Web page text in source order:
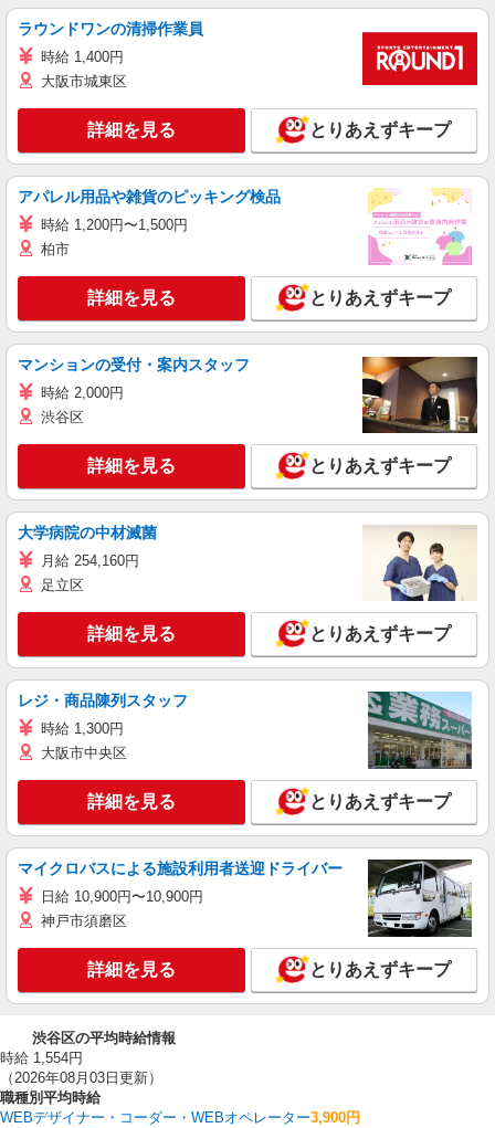
ラウンドワンの清掃作業員
時給 1,400円
大阪市城東区
詳細を見る とりあえずキープ
アパレル用品や雑貨のピッキング検品
時給 1,200円〜1,500円
柏市
詳細を見る とりあえずキープ
マンションの受付・案内スタッフ
時給 2,000円
渋谷区
詳細を見る とりあえずキープ
大学病院の中材滅菌
月給 254,160円
足立区
詳細を見る とりあえずキープ
レジ・商品陳列スタッフ
時給 1,300円
大阪市中央区
詳細を見る とりあえずキープ
マイクロバスによる施設利用者送迎ドライバー
日給 10,900円〜10,900円
神戸市須磨区
詳細を見る とりあえずキープ
渋谷区の平均時給情報
時給 1,554円
（2026年08月03日更新）
職種別平均時給
WEBデザイナー・コーダー・WEBオペレーター3,900円